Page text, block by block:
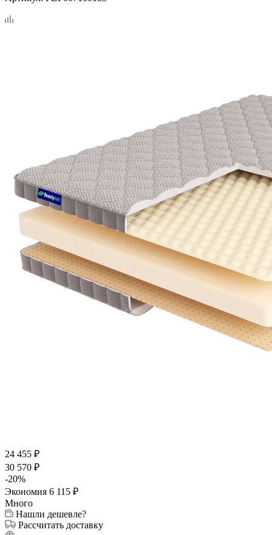
24 455 ₽
30 570 ₽
-20%
Экономия 6 115 ₽
Много
Нашли дешевле?
Рассчитать доставку